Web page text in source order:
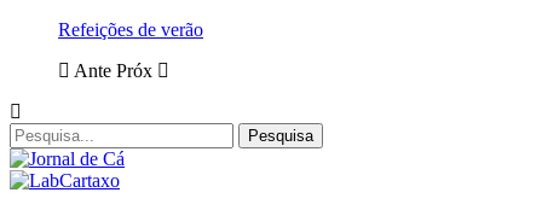
Refeições de verão
Ante Próx